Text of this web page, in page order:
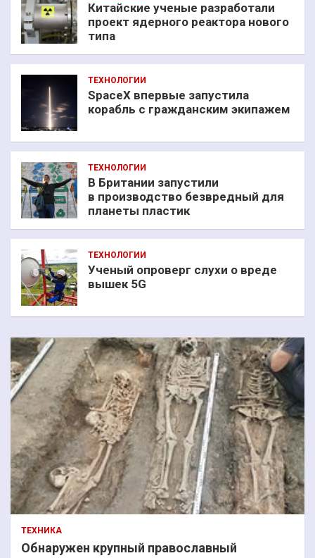
Китайские ученые разработали
проект ядерного реактора нового
типа
ТЕХНОЛОГИИ
SpaceX впервые запустила
корабль с гражданским экипажем
ТЕХНОЛОГИИ
В Британии запустили
в производство безвредный для
планеты пластик
ТЕХНОЛОГИИ
Ученый опроверг слухи о вреде
вышек 5G
ТЕХНИКА
Обнаружен крупный православный